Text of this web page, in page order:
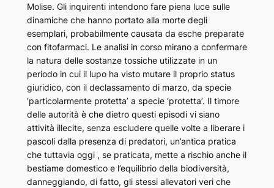
Molise. Gli inquirenti intendono fare piena luce sulle
dinamiche che hanno portato alla morte degli
esemplari, probabilmente causata da esche preparate
con fitofarmaci. Le analisi in corso mirano a confermare
la natura delle sostanze tossiche utilizzate in un
periodo in cui il lupo ha visto mutare il proprio status
giuridico, con il declassamento di marzo, da specie
‘particolarmente protetta’ a specie ‘protetta’. Il timore
delle autorità è che dietro questi episodi vi siano
attività illecite, senza escludere quelle volte a liberare i
pascoli dalla presenza di predatori, un’antica pratica
che tuttavia oggi , se praticata, mette a rischio anche il
bestiame domestico e l’equilibrio della biodiversità,
danneggiando, di fatto, gli stessi allevatori veri che